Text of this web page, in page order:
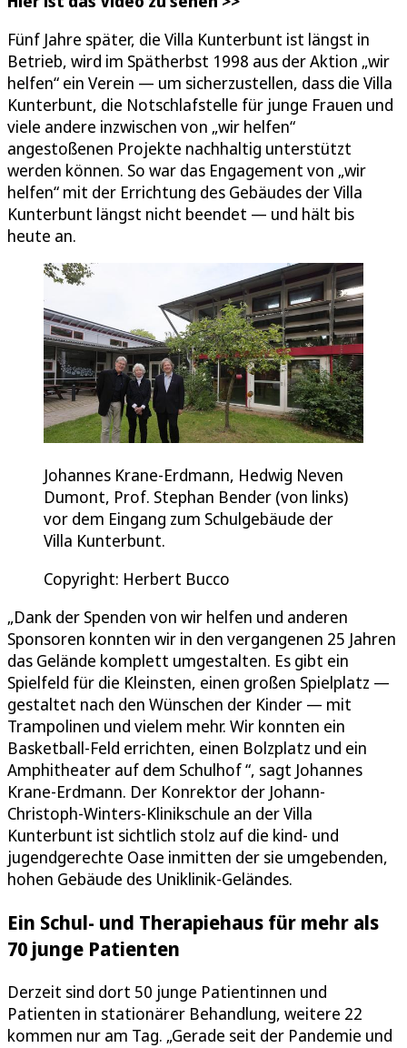
Fünf Jahre später, die Villa Kunterbunt ist längst in
Betrieb, wird im Spätherbst 1998 aus der Aktion „wir
helfen“ ein Verein — um sicherzustellen, dass die Villa
Kunterbunt, die Notschlafstelle für junge Frauen und
viele andere inzwischen von „wir helfen“
angestoßenen Projekte nachhaltig unterstützt
werden können. So war das Engagement von „wir
helfen“ mit der Errichtung des Gebäudes der Villa
Kunterbunt längst nicht beendet — und hält bis
heute an.
Johannes Krane-Erdmann, Hedwig Neven
Dumont, Prof. Stephan Bender (von links)
vor dem Eingang zum Schulgebäude der
Villa Kunterbunt.
Copyright: Herbert Bucco
„Dank der Spenden von wir helfen und anderen
Sponsoren konnten wir in den vergangenen 25 Jahren
das Gelände komplett umgestalten. Es gibt ein
Spielfeld für die Kleinsten, einen großen Spielplatz —
gestaltet nach den Wünschen der Kinder — mit
Trampolinen und vielem mehr. Wir konnten ein
Basketball-Feld errichten, einen Bolzplatz und ein
Amphitheater auf dem Schulhof “, sagt Johannes
Krane-Erdmann. Der Konrektor der Johann-
Christoph-Winters-Klinikschule an der Villa
Kunterbunt ist sichtlich stolz auf die kind- und
jugendgerechte Oase inmitten der sie umgebenden,
hohen Gebäude des Uniklinik-Geländes.
Ein Schul- und Therapiehaus für mehr als
70 junge Patienten
Derzeit sind dort 50 junge Patientinnen und
Patienten in stationärer Behandlung, weitere 22
kommen nur am Tag. „Gerade seit der Pandemie und